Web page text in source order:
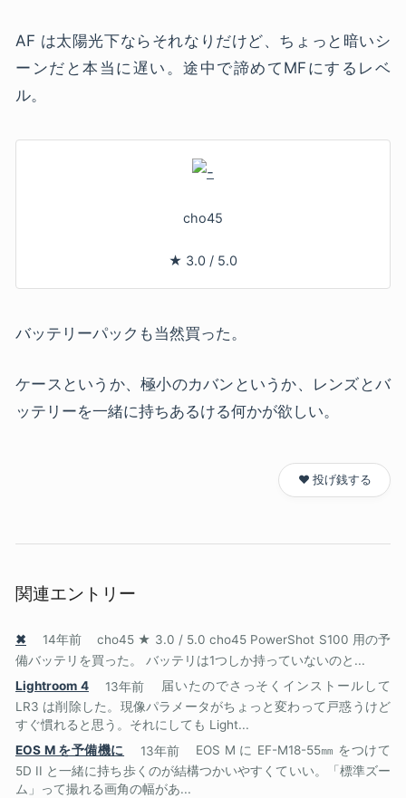
AF は太陽光下ならそれなりだけど、ちょっと暗いシ
ーンだと本当に遅い。途中で諦めてMFにするレベ
ル。
cho45
★ 3.0 / 5.0
バッテリーパックも当然買った。
ケースというか、極小のカバンというか、レンズとバ
ッテリーを一緒に持ちあるける何かが欲しい。
❤️ 投げ銭する
関連エントリー
✖ 14年前
cho45 ★ 3.0 / 5.0 cho45 PowerShot S100 用の予
備バッテリを買った。 バッテリは1つしか持っていないのと...
Lightroom 4
13年前
届いたのでさっそくインストールして
LR3 は削除した。現像パラメータがちょっと変わって戸惑うけど
すぐ慣れると思う。それにしても Light...
EOS M を予備機に
13年前
EOS M に EF-M18-55㎜ をつけて
5D II と一緒に持ち歩くのが結構つかいやすくていい。「標準ズー
ム」って撮れる画角の幅があ...